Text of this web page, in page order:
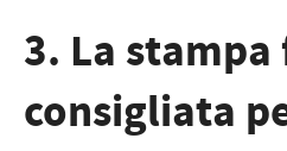
3. La
consigliata